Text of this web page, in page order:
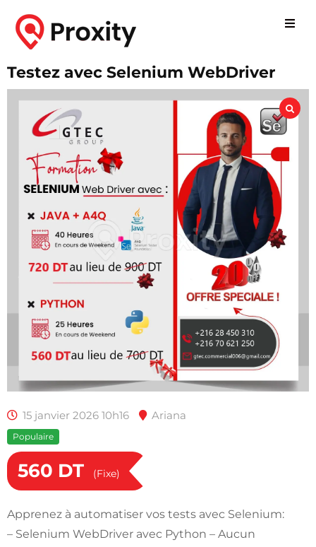
Testez avec Selenium WebDriver
15 janvier 2026 10h16 Ariana
Populaire
560 DT (Fixe)
Apprenez à automatiser vos tests avec Selenium:
– Selenium WebDriver avec Python – Aucun